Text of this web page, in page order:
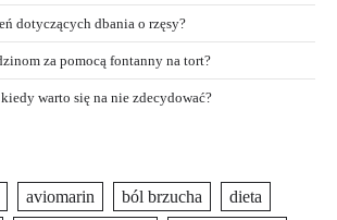
dotyczących dbania o rzęsy?
za pomocą fontanny na tort?
warto się na nie zdecydować?
aviomarin ból brzucha
dieta